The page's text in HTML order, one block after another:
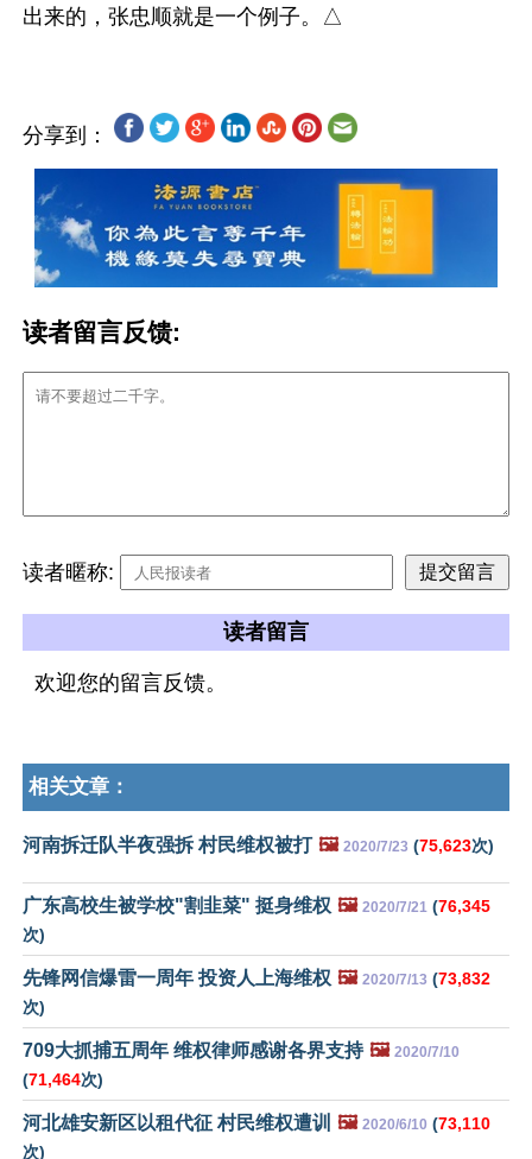
分享到：
读者留言反馈:
读者暱称:
读者留言
欢迎您的留言反馈。
相关文章：
河南拆迁队半夜强拆 村民维权被打 🖼️ 2020/7/23 (75,623次)
广东高校生被学校"割韭菜" 挺身维权 🖼️ 2020/7/21 (76,345
次)
先锋网信爆雷一周年 投资人上海维权 🖼️ 2020/7/13 (73,832
次)
709大抓捕五周年 维权律师感谢各界支持 🖼️ 2020/7/10
(71,464次)
河北雄安新区以租代征 村民维权遭训 🖼️ 2020/6/10 (73,110
次)